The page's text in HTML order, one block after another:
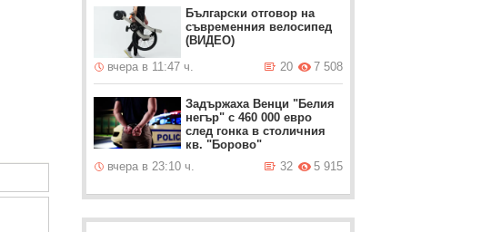
Български отговор на
съвременния велосипед
(ВИДЕО)
вчера в 11:47 ч.
7 508
20
Задържаха Венци "Белия
негър" с 460 000 евро
след гонка в столичния
кв. "Борово"
вчера в 23:10 ч.
5 915
32